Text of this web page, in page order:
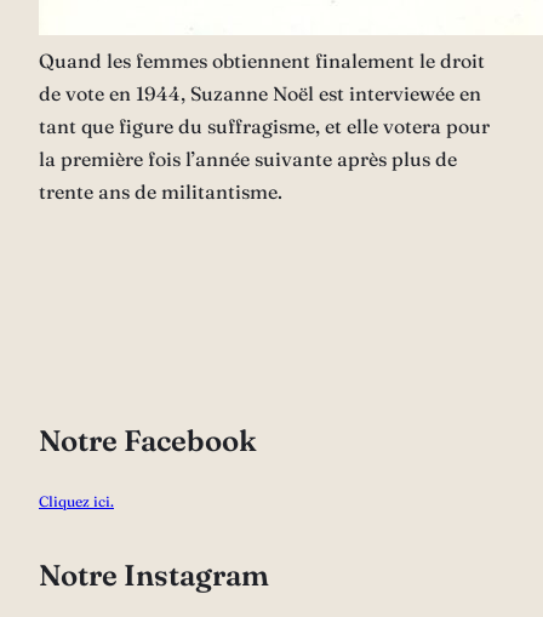
Quand les femmes obtiennent finalement le droit
de vote en 1944, Suzanne Noël est interviewée en
tant que figure du suffragisme, et elle votera pour
la première fois l’année suivante après plus de
trente ans de militantisme.
Notre Facebook
Cliquez ici.
Notre Instagram